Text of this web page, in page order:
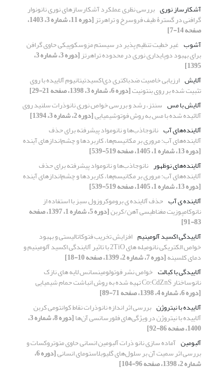
آشکارساز نوری بررسی نظری عملکرد آشکارسازهای نوری نانونوار
گرافنی در گسترۀ طیف فروسرخ و تراهرتز [دوره 11، شماره 3، 1403،
صفحه 14-7]
آشوب غیر خطیت تنظیم پذیر در سیستم مزوسکوپیکی حاوی گرافن
برای بهبود دوپایداری نوری در محدوده تراهرتز [دوره 3، شماره 3،
1395]
آلایش ارزیابی خاصیت ضدباکتری دی‌اکسیدتیتانیوم آلاییده با روی
تثبیت شده بر روی بنتونیت[دوره 6، شماره 3، 1398، صفحه 21-29]
آلایش با مس سنتز، رشد و بررسی خواص نوری نانوذرات سلنید روی
آلائیده شده با مس به روش فوتوشیمیایی[دوره 2، شماره 3، 1394]
آلاینده‌های آب نانوجاذب‌ها و نانومواد پیشرفته برای حذف
آلاینده‌های آب: مروری بر مکانیسم‌ها، کاربردها و چشم‌اندازهای آینده
[دوره 13، شماره 1، 1405، صفحه 519-539]
آلاینده‌های نوظهور نانوجاذب‌ها و نانومواد پیشرفته برای حذف
آلاینده‌های آب: مروری بر مکانیسم‌ها، کاربردها و چشم‌اندازهای آینده
[دوره 13، شماره 1، 1405، صفحه 519-539]
آلاینده ی آب حذف آلاینده ی بروموکروزول سبز با استفاده از
نانوکامپوزیت مغناطیسی آهن/کربن [دوره 5، شماره 1، 1397، صفحه
83-91]
آلاییدگی اکسید آلومینیم افزایش تخریب فتوکاتالیستی و بهبود
خواص الکتریکی نانومیله های 2TiO با تاثیر آلایندگی اکسید آلومینیم و
دمای کلسینه[دوره 7، شماره 2، 1399، صفحه 10-18]
آلاییدگی با کبالت خواص نشر فوتولومینسانس لایه های نازک
نانوساختار Co:CdZnS تهیه شده به روش انباشت حمام شیمیایی
[دوره 6، شماره 4، 1398، صفحه 71-89]
آلاییده با نیتروژن بررسی اثر اندازه‌ نانوذرات نقاط کوانتومی کربن
آلاییده با نیتروژن در ویژگی‌های فلورسانسی آن‌ها [دوره 8، شماره 3،
1400، صفحه 86-92]
آلبومین آماده سازی نانو ذرات آلبومین انسانی حاوی متوتروکسات و
بررسی اثر سمیت آن بر سلول‌های گلیوبلاستومای انسانی [دوره 6،
شماره 2، 1398، صفحه 96-104]